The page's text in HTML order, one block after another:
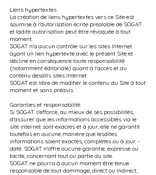
Liens hypertextes
La création de liens hypertextes vers ce Site est
soumise à l'autorisation écrite préalable de SOGAT
et ladite autorisation peut être révoquée à tout
moment.
SOGAT n'a aucun contrôle sur les sites Internet
ayant un lien hypertexte avec le présent Site et
décline en conséquence toute responsabilité
(notamment éditoriale) quant à l'accès et au
contenu desdits sites Internet.
SOGAT est libre de modifier le contenu du Site à tout
moment et sans préavis.
Garanties et responsabilité
Si SOGAT s'efforce, au mieux de ses possibilités,
d'assurer que les informations accessibles via le
site internet sont exactes et à jour, elle ne garantit
toutefois en aucune manière que lesdites
informations soient exactes, complètes ou à jour. -
date. SOGAT n'offre aucune garantie, expresse ou
tacite, concernant tout ou partie du site.
SOGAT ne pourra à aucun moment être tenue
responsable de tout dommage, direct ou indirect,